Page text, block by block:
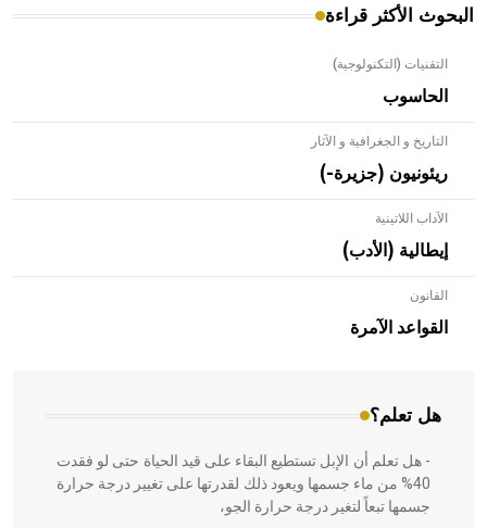
البحوث الأكثر قراءة
التقنيات (التكنولوجية)
الحاسوب
التاريخ و الجغرافية و الآثار
ريئونيون (جزيرة-)
الآداب اللاتينية
إيطالية (الأدب)
القانون
القواعد الآمرة
هل تعلم؟
- هل تعلم أن الأبلق نوع من الفنون الهندسية التي ارتبطت
بالعمارة الإسلامية في بلاد الشام ومصر خاصة، حيث يحرص
المعمار على بناء مداميكه وخاصة في الواجهات
- هل تعلم أن الإبل تستطيع البقاء على قيد الحياة حتى لو فقدت
40% من ماء جسمها ويعود ذلك لقدرتها على تغيير درجة حرارة
جسمها تبعاً لتغير درجة حرارة الجو،